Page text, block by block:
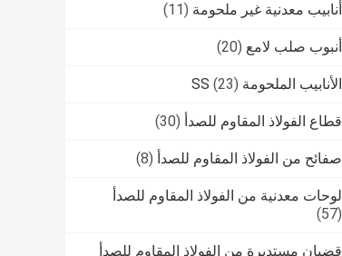
أنابيب معدنية غير ملحومة (11)
أنبوب صلب لامع (20)
الأنابيب الملحومة SS (23)
قطاع الفولاذ المقاوم للصدأ (30)
صفائح من الفولاذ المقاوم للصدأ (8)
لوحات معدنية من الفولاذ المقاوم للصدأ
(57)
قضبان مستديرة من الفولاذ المقاوم للصدأ